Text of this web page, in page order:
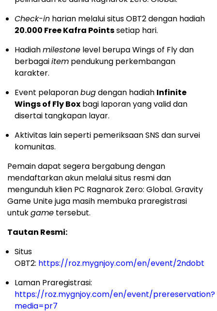
Check-in harian melalui situs OBT2 dengan hadiah
20.000 Free Kafra Pointssetiap hari.
Hadiahmilestone level berupa Wings of Fly dan
berbagaiitem pendukung perkembangan
karakter.
Event pelaporanbugdengan hadiah Infinite
Wings of Fly Box bagi laporan yang valid dan
disertai tangkapan layar.
Aktivitas lain seperti pemeriksaan SNS dan survei
komunitas.
Pemain dapat segera bergabung dengan
mendaftarkan akun melalui situs resmi dan
mengunduh klien PC Ragnarok Zero: Global. Gravity
Game Unite juga masih membuka praregistrasi
untukgame tersebut.
Tautan Resmi:
Situs
OBT2: https://roz.mygnjoy.com/en/event/2ndobt
Laman Praregistrasi:
https://roz.mygnjoy.com/en/event/prereservation?
media=pr7